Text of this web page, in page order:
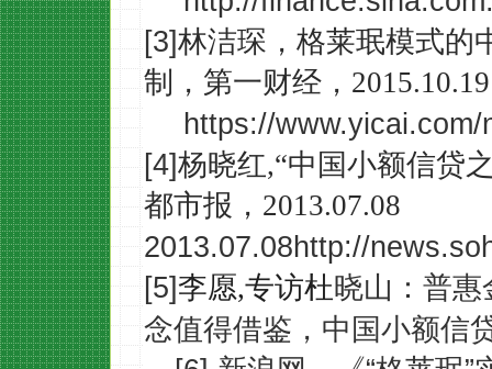
[3]林洁琛，格莱珉模式的
制，第一财经，2015.10.19
https://
[4]杨晓红,“中国小额信贷
都市报 ， 2013.07.08
2013.07.08http://
[5]李愿,专访杜晓山：普惠
念值得借鉴， 中国小额信